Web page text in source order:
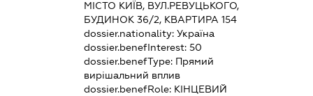
МІСТО КИЇВ, ВУЛ.РЕВУЦЬКОГО,
БУДИНОК 36/2, КВАРТИРА 154
dossier.nationality: Україна
dossier.benefInterest: 50
dossier.benefType: Прямий
вирішальний вплив
dossier.benefRole: КІНЦЕВИЙ